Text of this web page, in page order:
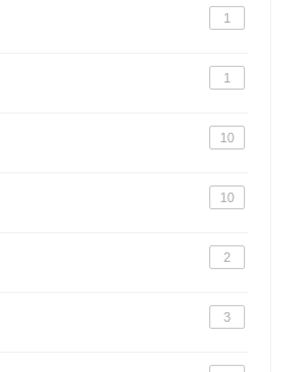
1
1
10
10
2
3